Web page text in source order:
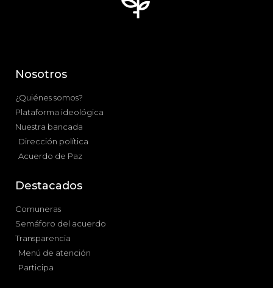
Nosotros
¿Quiénes somos?
Plataforma ideológica
Nuestra bancada
Dirección política
Acuerdo de Paz
Destacados
Comuneras
Semáforo del acuerdo
Transparencia
Menú de atención
Participa